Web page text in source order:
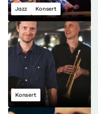
Jazz Konsert
Konsert